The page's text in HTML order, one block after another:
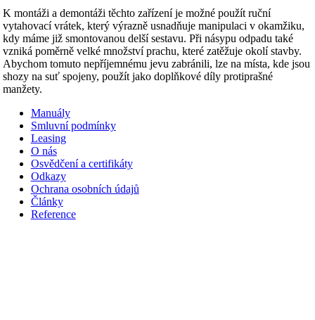
K montáži a demontáži těchto zařízení je možné použít ruční
vytahovací vrátek, který výrazně usnadňuje manipulaci v okamžiku,
kdy máme již smontovanou delší sestavu. Při násypu odpadu také
vzniká poměrně velké množství prachu, které zatěžuje okolí stavby.
Abychom tomuto nepříjemnému jevu zabránili, lze na místa, kde jsou
shozy na suť spojeny, použít jako doplňkové díly protiprašné
manžety.
Manuály
Smluvní podmínky
Leasing
O nás
Osvědčení a certifikáty
Odkazy
Ochrana osobních údajů
Články
Reference